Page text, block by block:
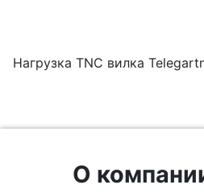
Нагрузка TNC вилка
О